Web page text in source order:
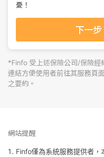
憂！
下一
*Finfo 受上述保險公司/保險經
連結方便使用者前往其服務頁
之要約。
網站提醒
Finfo僅為系統服務提供者